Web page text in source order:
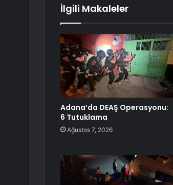
İlgili Makaleler
Adana’da DEAŞ Operasyonu:
6 Tutuklama
Ağustos 7, 2026